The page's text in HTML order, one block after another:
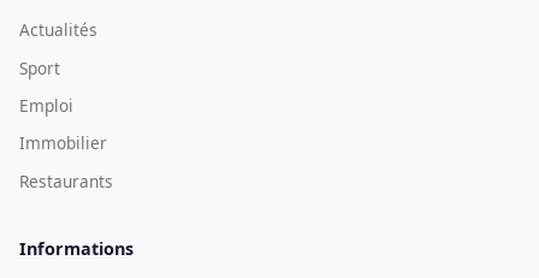
Actualités
Sport
Emploi
Immobilier
Restaurants
Informations